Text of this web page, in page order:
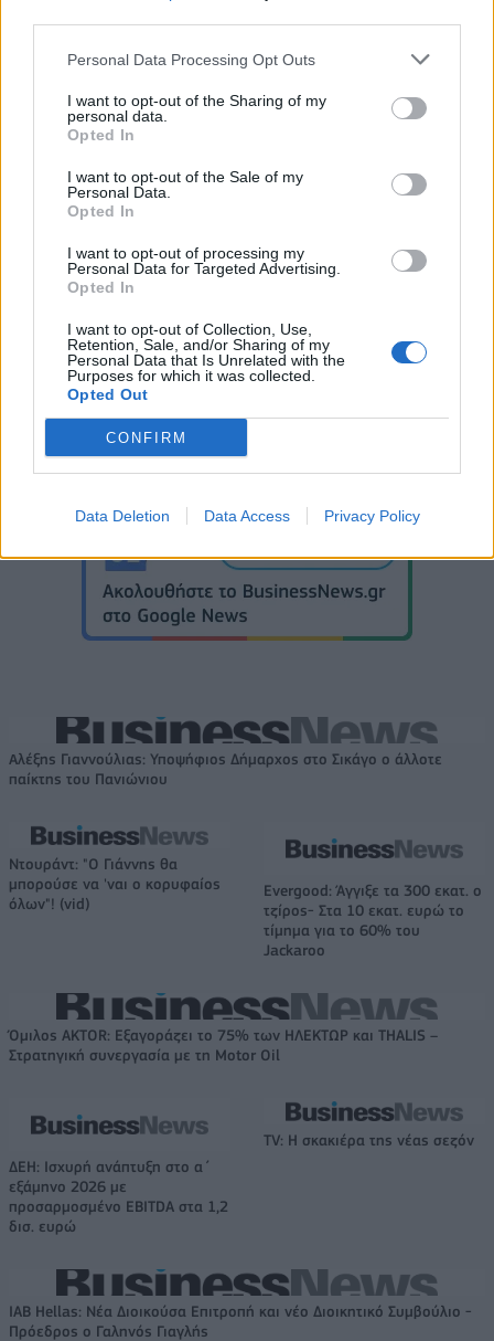
Personal Data Processing Opt Outs
I want to opt-out of the Sharing of my
personal data.
Opted In
I want to opt-out of the Sale of my
Personal Data.
Opted In
I want to opt-out of processing my
Personal Data for Targeted Advertising.
Opted In
I want to opt-out of Collection, Use,
Retention, Sale, and/or Sharing of my
Personal Data that Is Unrelated with the
Purposes for which it was collected.
Opted Out
CONFIRM
Data Deletion Data Access Privacy Policy
Τέλος αξίζει να σημειωθεί πως ο αριθμός του
απασχολούμενου προσωπικού της εταιρείας , κατά την χρήση
όπου διατηρεί την έδρα της όσο και στη Θεσσαλονίκη όπου
διατηρεί υποκατάστημα
ENDLESS EC
EΥΡΩΧΑΡΤΙΚΗ
Αλέξης Γιαννούλιας: Υποψήφιος Δήμαρχος στο Σικάγο ο άλλοτε
παίκτης του Πανιώνιου
Ντουράντ: "Ο Γιάννης θα
μπορούσε να 'ναι ο κορυφαίος
όλων"! (vid)
Evergood: Άγγιξε τα 300 εκατ. ο
τζίρος- Στα 10 εκατ. ευρώ το
τίμημα για το 60% του
Jackaroo
Όμιλος AKTOR: Εξαγοράζει το 75% των ΗΛΕΚΤΩΡ και THALIS –
Στρατηγική συνεργασία με τη Motor Oil
ΔΕΗ: Ισχυρή ανάπτυξη στο α΄
εξάμηνο 2026 με
προσαρμοσμένο EBITDA στα 1,2
δισ. ευρώ
TV: Η σκακιέρα της νέας σεζόν
IAB Hellas: Νέα Διοικούσα Επιτροπή και νέο Διοικητικό Συμβούλιο -
Πρόεδρος ο Γαληνός Γιαγλής